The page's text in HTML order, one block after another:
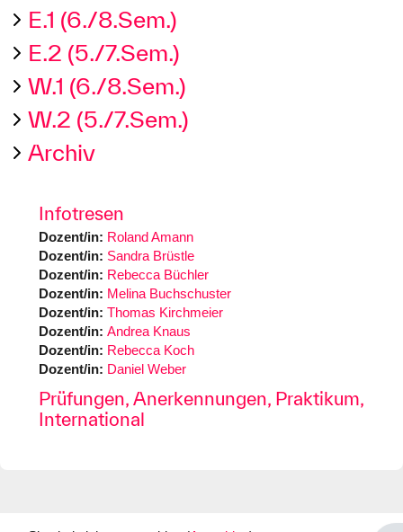
E.1 (6./8.Sem.)
E.2 (5./7.Sem.)
W.1 (6./8.Sem.)
W.2 (5./7.Sem.)
Archiv
Infotresen
Dozent/in: Roland Amann
Dozent/in: Sandra Brüstle
Dozent/in: Rebecca Büchler
Dozent/in: Melina Buchschuster
Dozent/in: Thomas Kirchmeier
Dozent/in: Andrea Knaus
Dozent/in: Rebecca Koch
Dozent/in: Daniel Weber
Prüfungen, Anerkennungen, Praktikum,
International